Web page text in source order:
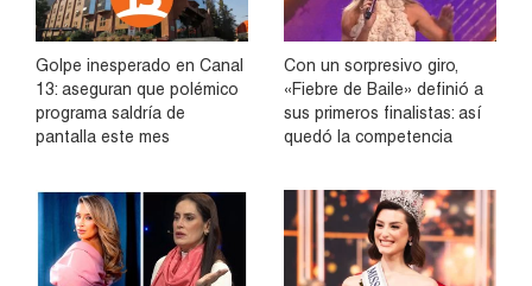
Golpe inesperado en Canal
13: aseguran que polémico
programa saldría de
pantalla este mes
Con un sorpresivo giro,
«Fiebre de Baile» definió a
sus primeros finalistas: así
quedó la competencia